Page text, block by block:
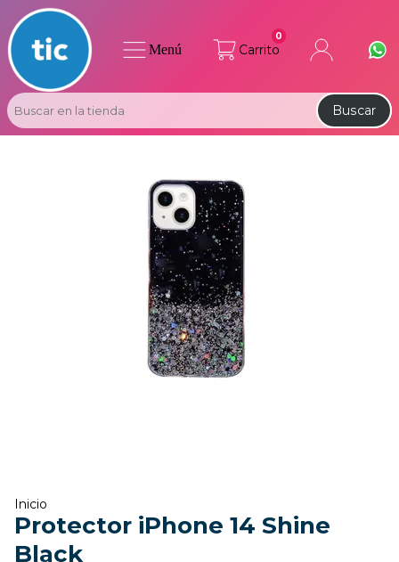
Carrito
0
Buscar
Menú
Inicio
Protector iPhone 14 Shine
Black